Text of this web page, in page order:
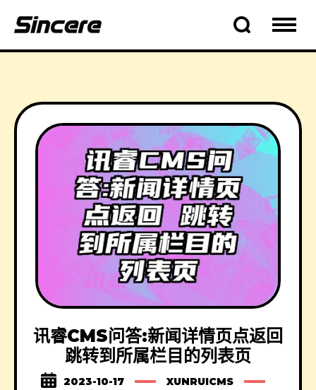
讯睿CMS问答:新闻详情页点返回
跳转到所属栏目的列表页
2023-10-17
XUNRUICMS